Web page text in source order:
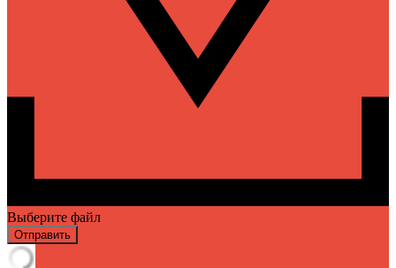
Выберите файл
Отправить